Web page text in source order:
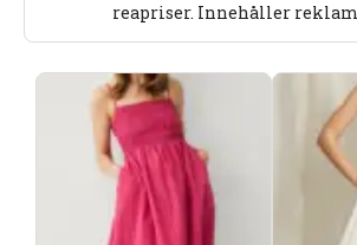
reapriser. Innehåller